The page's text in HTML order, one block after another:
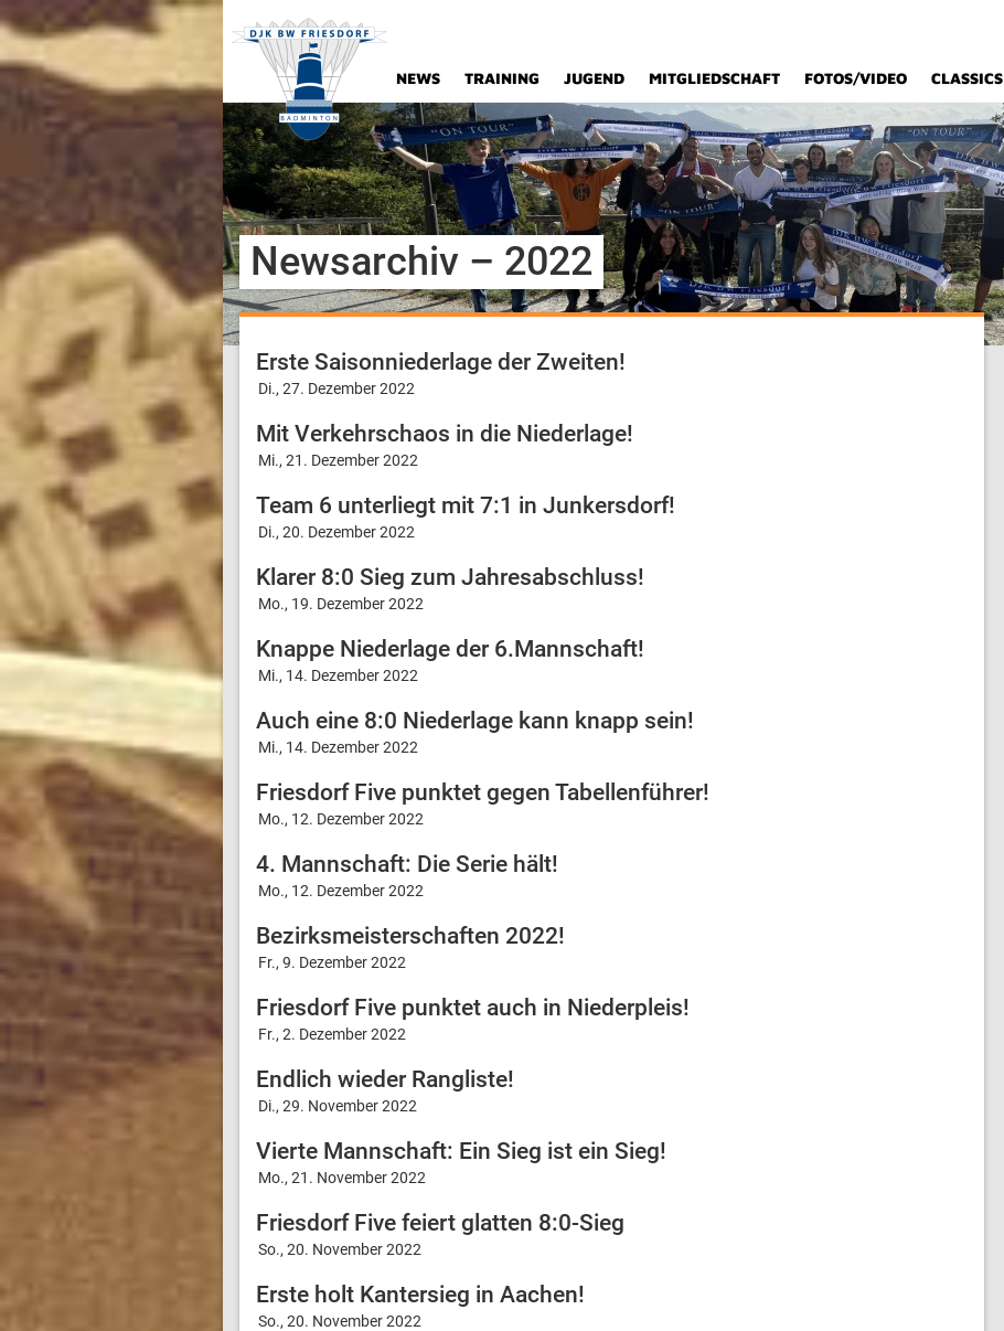
NEWS TRAINING JUGEND MITGLIEDSCHAFT FOTOS/VIDEO CLASSICS
Newsarchiv – 2022
Erste Saisonniederlage der Zweiten!
Di., 27. Dezember 2022
Mit Verkehrschaos in die Niederlage!
Mi., 21. Dezember 2022
Team 6 unterliegt mit 7:1 in Junkersdorf!
Di., 20. Dezember 2022
Klarer 8:0 Sieg zum Jahresabschluss!
Mo., 19. Dezember 2022
Knappe Niederlage der 6.Mannschaft!
Mi., 14. Dezember 2022
Auch eine 8:0 Niederlage kann knapp sein!
Mi., 14. Dezember 2022
Friesdorf Five punktet gegen Tabellenführer!
Mo., 12. Dezember 2022
4. Mannschaft: Die Serie hält!
Mo., 12. Dezember 2022
Bezirksmeisterschaften 2022!
Fr., 9. Dezember 2022
Friesdorf Five punktet auch in Niederpleis!
Fr., 2. Dezember 2022
Endlich wieder Rangliste!
Di., 29. November 2022
Vierte Mannschaft: Ein Sieg ist ein Sieg!
Mo., 21. November 2022
Friesdorf Five feiert glatten 8:0-Sieg
So., 20. November 2022
Erste holt Kantersieg in Aachen!
So., 20. November 2022